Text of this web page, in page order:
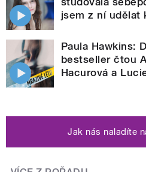
jsem z ní udělat
Paula Hawkins:
bestseller čtou
Hacurová a
Jak nás naladíte